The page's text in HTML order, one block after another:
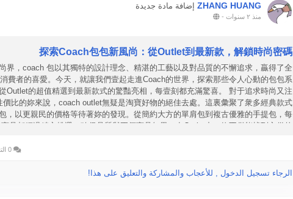
ZHANG HUANG إضافة مادة جديدة
منذ ٢ سنوات -
探索Coach包包新風尚：從Outlet到最新款，解鎖時尚密碼
界，coach 包以其獨特的設計理念、精湛的工藝以及對品質的不懈追求，贏得了全
費者的喜愛。今天，就讓我們壹起走進Coach的世界，探索那些令人心動的包包系
Outlet的超值精選到最新款式的驚豔亮相，每壹刻都充滿驚喜。 對于追求時尚又注
價比的妳來說，coach outlet無疑是淘寶好物的絕佳去處。這裏彙聚了衆多經典款式
，以更親民的價格等待著妳的發現。從簡約大方的單肩包到複古優雅的手提包，每
品都經過精心挑選，確保品質與正價商品無異。在Outlet中，妳不僅能找到心儀的
الرجاء تسجيل الدخول , للأعجاب والمشاركة والتعليق على هذا!